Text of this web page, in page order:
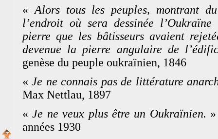
« Alors tous les peuples, montrant
l’endroit où sera dessinée
pierre que les bâtisseurs avaient
devenue la pierre angulaire de
genèse du peuple oukraïnien, 1846
«Je ne connais pas de littérature
Max Nettlau, 1897
«Je ne veux plus être un Oukraïnien.
années 1930